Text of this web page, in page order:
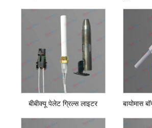
बीबीक्यू पेलेट ग्रिल्स लाइटर